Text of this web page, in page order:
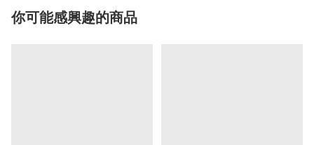
你可能感興趣的商品